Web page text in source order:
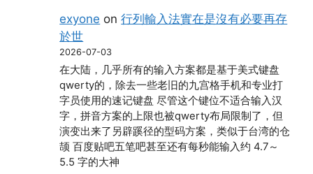
exyone on行列輸入法實在是沒有必要再存
於世
2026-07-03
在大陆，几乎所有的输入方案都是基于美式键盘
qwerty的，除去一些老旧的九宫格手机和专业打
字员使用的速记键盘 尽管这个键位不适合输入汉
字，拼音方案的上限也被qwerty布局限制了，但
演变出来了另辟蹊径的型码方案，类似于台湾的仓
颉 百度贴吧五笔吧甚至还有每秒能输入约 4.7～
5.5 字的大神